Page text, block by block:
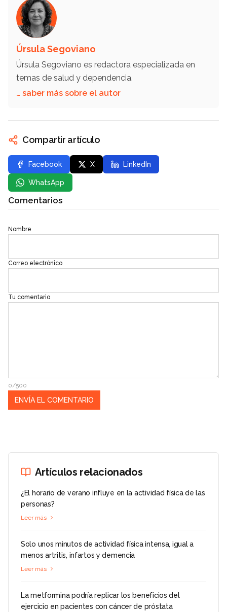
Úrsula Segoviano
Úrsula Segoviano es redactora especializada en
temas de salud y dependencia.
… saber más sobre el autor
Compartir artículo
Facebook X LinkedIn
WhatsApp
Comentarios
Nombre
Correo electrónico
Tu comentario
0/500
Artículos relacionados
¿El horario de verano influye en la actividad física de las
personas?
Leer más
Solo unos minutos de actividad física intensa, igual a
menos artritis, infartos y demencia
Leer más
La metformina podría replicar los beneficios del
ejercicio en pacientes con cáncer de próstata